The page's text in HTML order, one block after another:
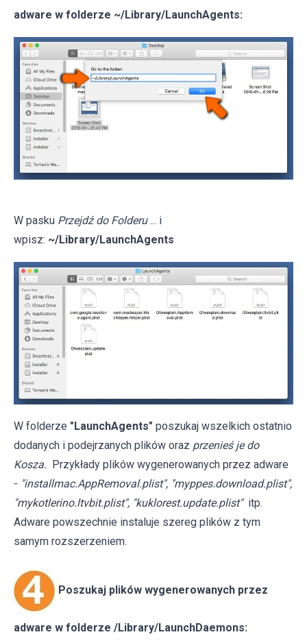
adware w folderze ~/Library/LaunchAgents:
W pasku Przejdź do Folderu ... i
wpisz: ~/Library/LaunchAgents
W folderze "LaunchAgents" poszukaj wszelkich ostatnio
dodanych i podejrzanych plików oraz przenieś je do
Kosza.
Przykłady plików wygenerowanych przez adware
- "installmac.AppRemoval.plist", "myppes.download.plist",
"mykotlerino.ltvbit.plist", "kuklorest.update.plist" itp.
Adware powszechnie instaluje szereg plików z tym
samym rozszerzeniem.
Poszukaj plików wygenerowanych przez
adware w folderze /Library/LaunchDaemons: